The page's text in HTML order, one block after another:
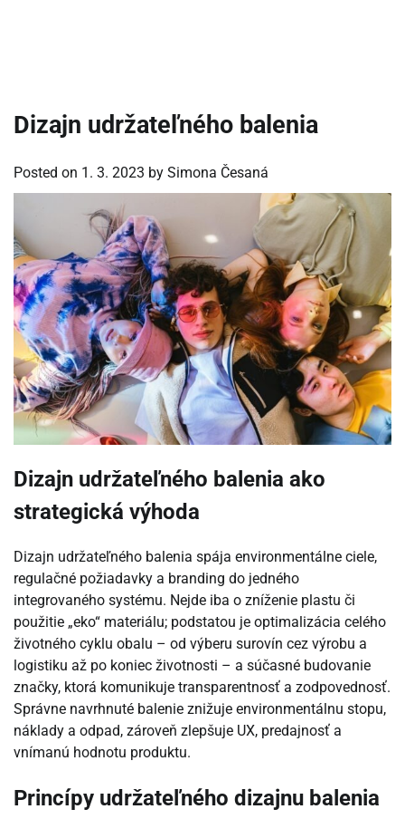
Dizajn udržateľného balenia
Posted on 1. 3. 2023 by Simona Česaná
Dizajn udržateľného balenia ako
strategická výhoda
Dizajn udržateľného balenia spája environmentálne ciele,
regulačné požiadavky a branding do jedného
integrovaného systému. Nejde iba o zníženie plastu či
použitie „eko“ materiálu; podstatou je optimalizácia celého
životného cyklu obalu – od výberu surovín cez výrobu a
logistiku až po koniec životnosti – a súčasné budovanie
značky, ktorá komunikuje transparentnosť a zodpovednosť.
Správne navrhnuté balenie znižuje environmentálnu stopu,
náklady a odpad, zároveň zlepšuje UX, predajnosť a
vnímanú hodnotu produktu.
Princípy udržateľného dizajnu balenia